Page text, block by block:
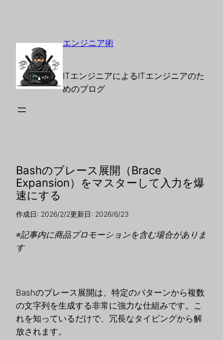
エンジニア術
ITエンジニアによるITエンジニアのた
めのブログ
Bashのブレース展開（Brace
Expansion）をマスターして入力を爆
速にする
作成日: 2026/2/2更新日: 2026/6/23
※記事内に商品プロモーションを含む場合がありま
す
Bashのブレース展開は、特定のパターンから複数
の文字列を生成する非常に強力な仕組みです。こ
れを知っているだけで、冗長なタイピングから解
放されます。